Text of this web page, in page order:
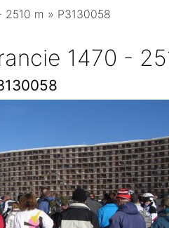
2510 m » P3130058
1470 -